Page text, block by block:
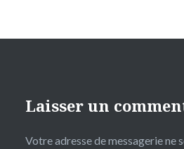
Laisser un
Votre adresse de messagerie ne